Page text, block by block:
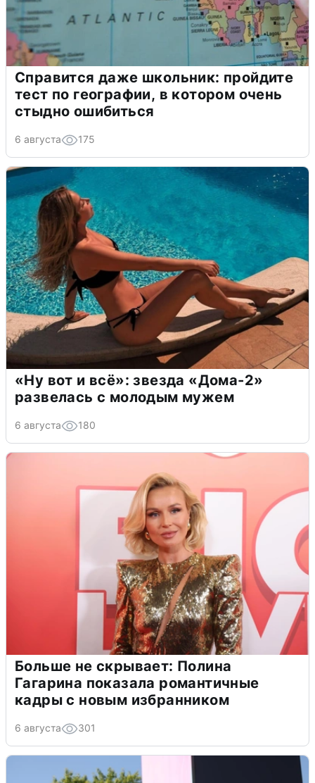
Справится даже школьник: пройдите
тест по географии, в котором очень
стыдно ошибиться
6 августа 175
«Ну вот и всё»: звезда «Дома-2»
развелась с молодым мужем
6 августа 180
Больше не скрывает: Полина
Гагарина показала романтичные
кадры с новым избранником
6 августа 301